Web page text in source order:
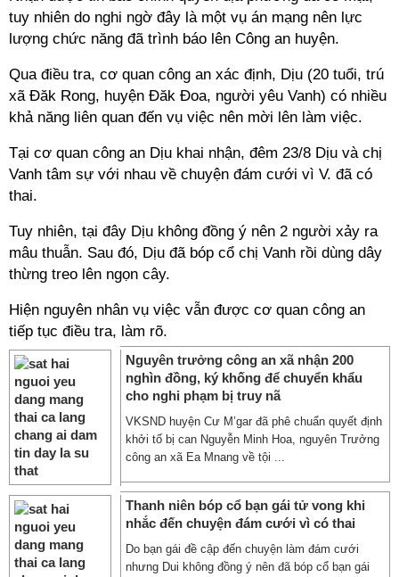
tuy nhiên do nghi ngờ đây là một vụ án mạng nên lực
lượng chức năng đã trình báo lên Công an huyện.
Qua điều tra, cơ quan công an xác định, Dịu (20 tuổi, trú
xã Đăk Rong, huyện Đăk Đoa, người yêu Vanh) có nhiều
khả năng liên quan đến vụ việc nên mời lên làm việc.
Tại cơ quan công an Dịu khai nhận, đêm 23/8 Dịu và chị
Vanh tâm sự với nhau về chuyện đám cưới vì V. đã có
thai.
Tuy nhiên, tại đây Dịu không đồng ý nên 2 người xảy ra
mâu thuẫn. Sau đó, Dịu đã bóp cổ chị Vanh rồi dùng dây
thừng treo lên ngọn cây.
Hiện nguyên nhân vụ việc vẫn được cơ quan công an
tiếp tục điều tra, làm rõ.
Nguyên trưởng công an xã nhận 200
nghìn đồng, ký khống để chuyển khẩu
cho nghi phạm bị truy nã
VKSND huyện Cư M’gar đã phê chuẩn quyết định
khởi tố bị can Nguyễn Minh Hoa, nguyên Trưởng
công an xã Ea Mnang về tội ...
Thanh niên bóp cổ bạn gái tử vong khi
nhắc đến chuyện đám cưới vì có thai
Do bạn gái đề cập đến chuyện làm đám cưới
nhưng Dui không đồng ý nên đã bóp cổ bạn gái